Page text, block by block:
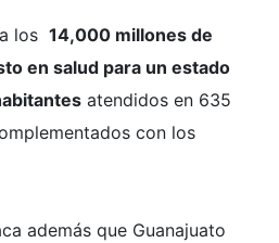
los 14,000 millones de
en salud para un estado
atendidos en 635
con los
además que Guanajuato